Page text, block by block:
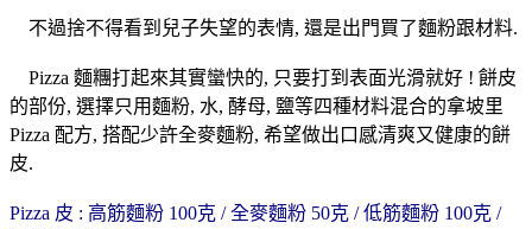
不過捨不得看到兒子失望的表情, 還是出門買了麵粉跟材料.
Pizza 麵糰打起來其實蠻快的, 只要打到表面光滑就好 ! 餅皮
的部份, 選擇只用麵粉, 水, 酵母, 鹽等四種材料混合的拿坡里
Pizza 配方, 搭配少許全麥麵粉, 希望做出口感清爽又健康的餅
皮.
Pizza 皮 : 高筋麵粉 100克 / 全麥麵粉 50克 / 低筋麵粉 100克 /